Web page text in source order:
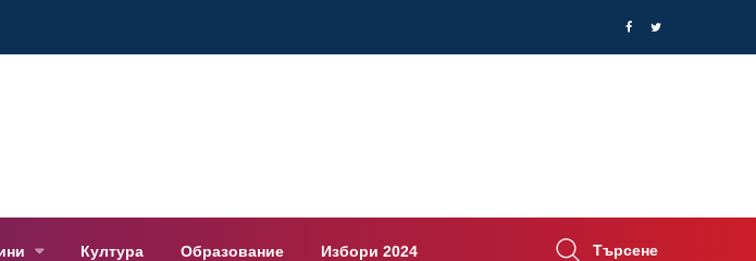
Култура Образование Избори 2024 Търсене